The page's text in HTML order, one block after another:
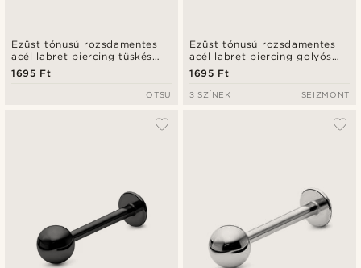
Ezüst tónusú rozsdamentes
acél labret piercing tüskés
véggel - 8 mm
1695 Ft
OTSU
Ezüst tónusú rozsdamentes
acél labret piercing golyós
véggel - 8 mm
1695 Ft
3 SZÍNEK SEIZMONT